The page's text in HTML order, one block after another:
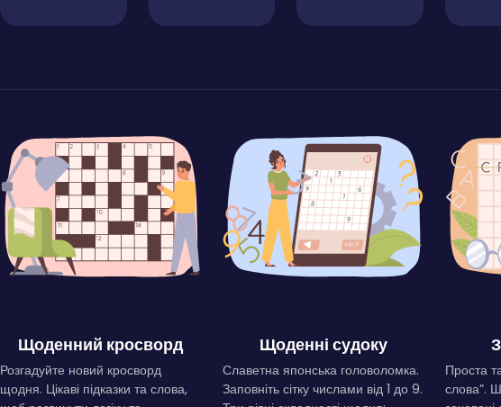
Щоденний кросворд
Розгадуйте новий кросворд
щодня. Цікаві підказки та слова,
Щоденні судоку
Славетна японська головоломка.
Заповніть сітку числами від 1 до 9.
Проста
слова”.